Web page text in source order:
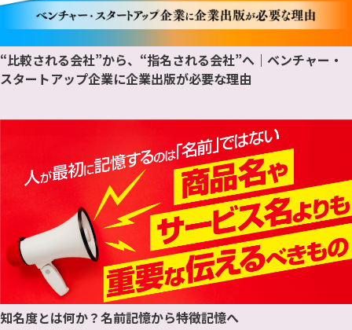
“比較される会社”から、“指名される会社”へ｜ベンチャー・
スタートアップ企業に企業出版が必要な理由
知名度とは何か？名前記憶から特徴記憶へ